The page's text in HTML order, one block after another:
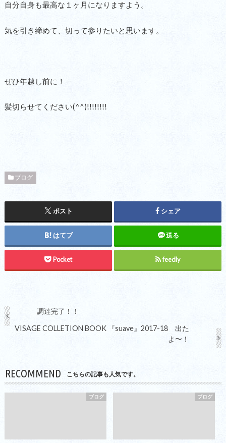
自分自身も最高な１ヶ月になりますよう。
気を引き締めて、切って参りたいと思います。
ぜひ年越し前に！
髪切らせてください(^^)!!!!!!!!
ブログ
ポスト シェア
はてブ 送る
Pocket feedly
調達完了！！
VISAGE COLLETION BOOK 『suave』2017-18 出た
よ〜！
RECOMMEND こちらの記事も人気です。
ブログ ブログ